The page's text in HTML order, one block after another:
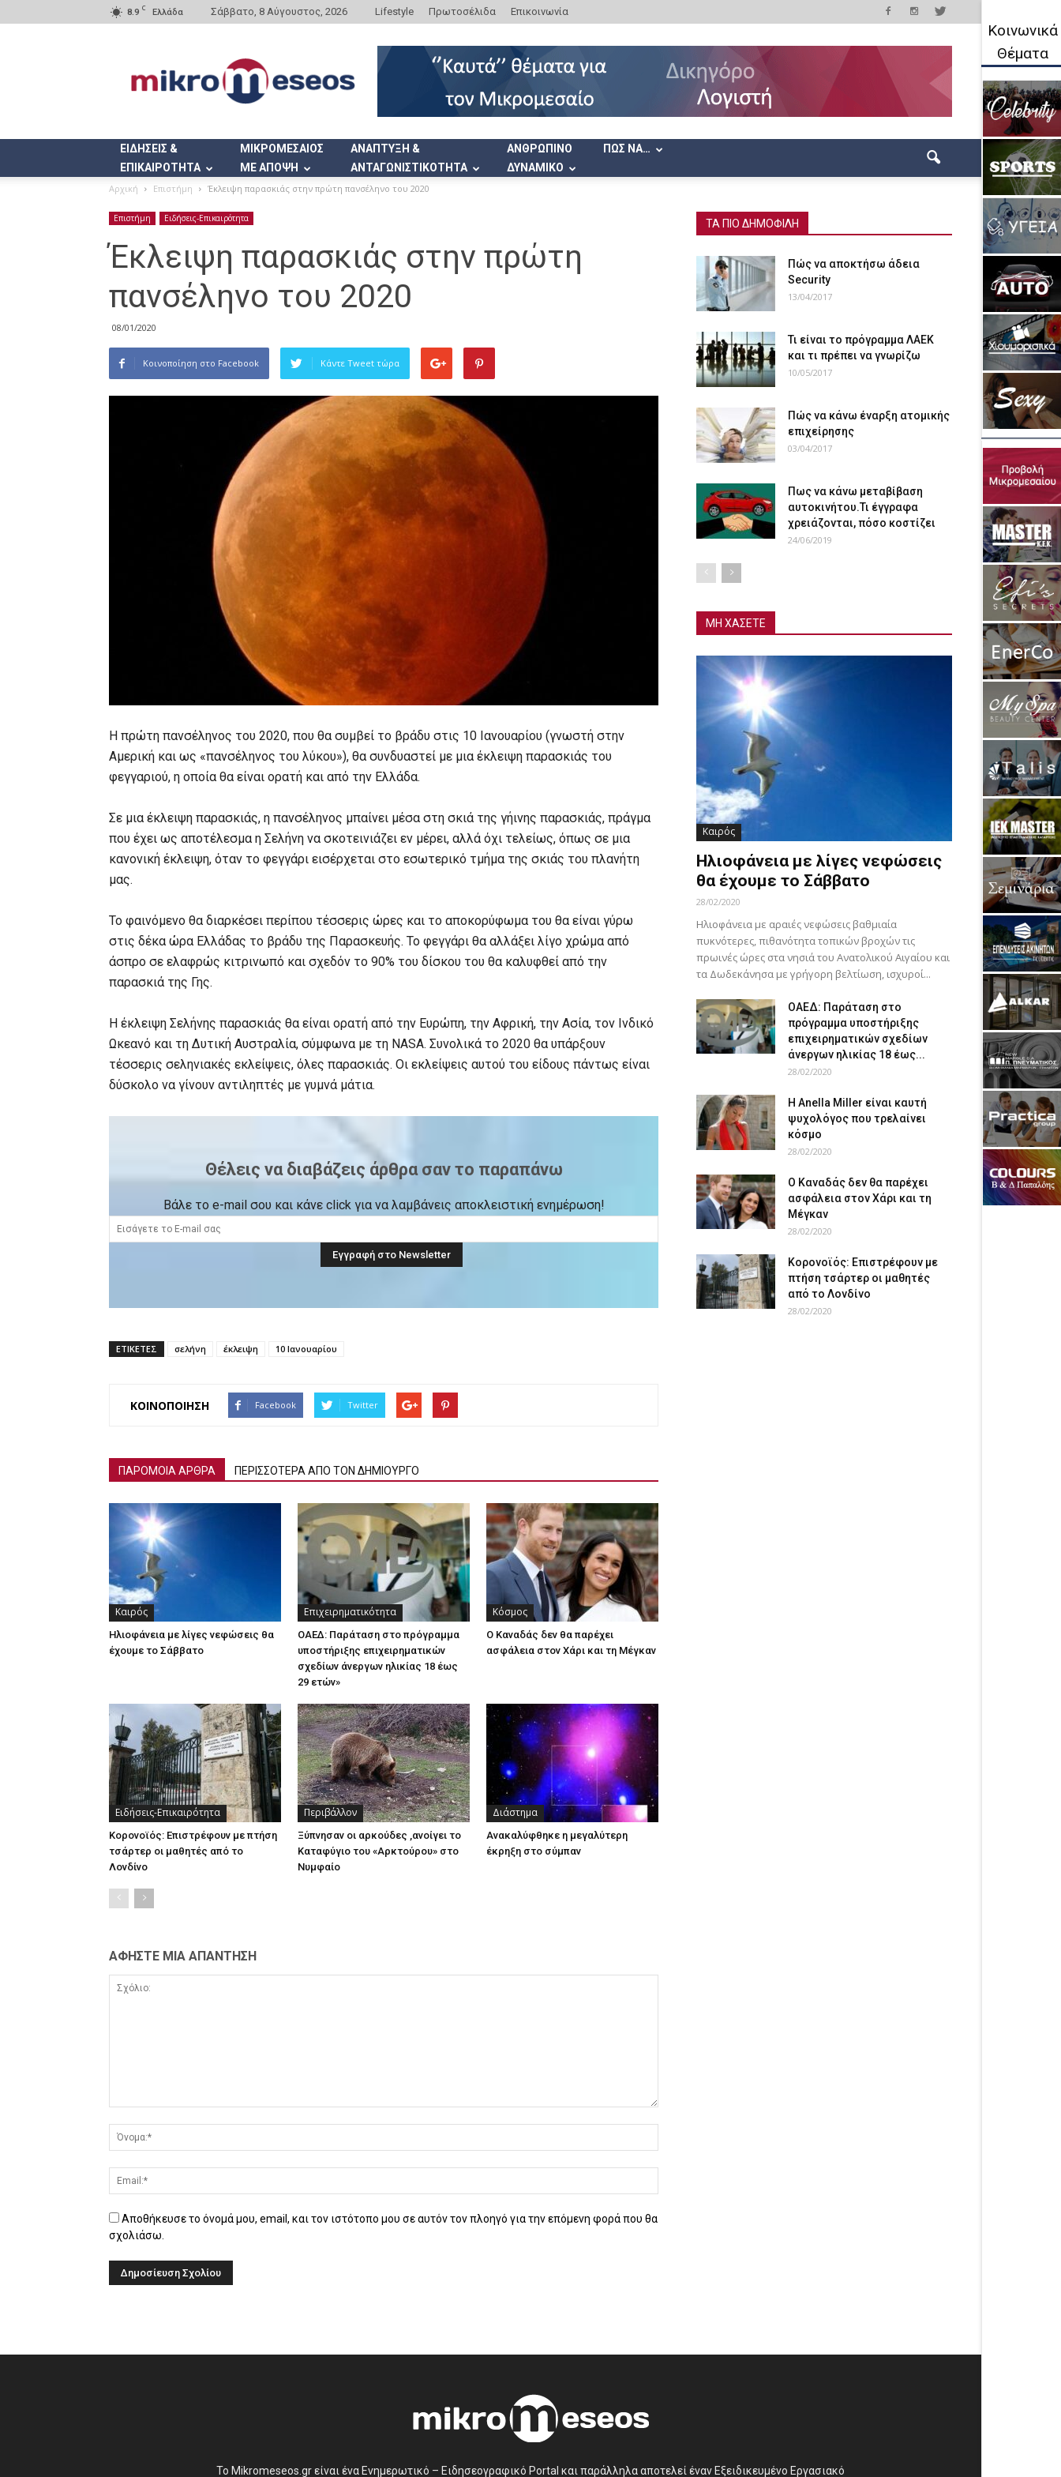
8.9 C Ελλάδα Σάββατο, 8 Αύγουστος, 2026 Lifestyle Πρωτοσέλιδα Επικοινωνία
ΕΙΔΗΣΕΙΣ &
ΕΠΙΚΑΙΡΟΤΗΤΑ
ΜΙΚΡΟΜΕΣΑΙΟΣ
ΜΕ ΑΠΟΨΗ
ΑΝΑΠΤΥΞΗ &
ΑΝΤΑΓΩΝΙΣΤΙΚΟΤΗΤΑ
ΑΝΘΡΩΠΙΝΟ
ΔΥΝΑΜΙΚΟ
ΠΩΣ ΝΑ…
Αρχική Επιστήμη Έκλειψη παρασκιάς στην πρώτη πανσέληνο του 2020
Επιστήμη Ειδήσεις-Επικαιρότητα
Έκλειψη παρασκιάς στην πρώτη
πανσέληνο του 2020
08/01/2020
Κοινοποίηση στο Facebook Κάντε Tweet τώρα
Η πρώτη πανσέληνος του 2020, που θα συμβεί το βράδυ στις 10 Ιανουαρίου (γνωστή στην
Αμερική και ως «πανσέληνος του λύκου»), θα συνδυαστεί με μια έκλειψη παρασκιάς του
φεγγαριού, η οποία θα είναι ορατή και από την Ελλάδα.
Σε μια έκλειψη παρασκιάς, η πανσέληνος μπαίνει μέσα στη σκιά της γήινης παρασκιάς, πράγμα
που έχει ως αποτέλεσμα η Σελήνη να σκοτεινιάζει εν μέρει, αλλά όχι τελείως, όπως σε μια
κανονική έκλειψη, όταν το φεγγάρι εισέρχεται στο εσωτερικό τμήμα της σκιάς του πλανήτη
μας.
Το φαινόμενο θα διαρκέσει περίπου τέσσερις ώρες και το αποκορύφωμα του θα είναι γύρω
στις δέκα ώρα Ελλάδας το βράδυ της Παρασκευής. Το φεγγάρι θα αλλάξει λίγο χρώμα από
άσπρο σε ελαφρώς κιτρινωπό και σχεδόν το 90% του δίσκου του θα καλυφθεί από την
παρασκιά της Γης.
Η έκλειψη Σελήνης παρασκιάς θα είναι ορατή από την Ευρώπη, την Αφρική, την Ασία, τον Ινδικό
Ωκεανό και τη Δυτική Αυστραλία, σύμφωνα με τη NASA. Συνολικά το 2020 θα υπάρξουν
τέσσερις σεληνιακές εκλείψεις, όλες παρασκιάς. Οι εκλείψεις αυτού του είδους πάντως είναι
δύσκολο να γίνουν αντιληπτές με γυμνά μάτια.
Θέλεις να διαβάζεις άρθρα σαν το παραπάνω
Βάλε το e-mail σου και κάνε click για να λαμβάνεις αποκλειστική ενημέρωση!
ΕΤΙΚΕΤΕΣ σελήνη έκλειψη 10 Ιανουαρίου
ΚΟΙΝΟΠΟΙΗΣΗ Facebook Twitter
ΠΑΡΟΜΟΙΑ ΑΡΘΡΑ ΠΕΡΙΣΣΟΤΕΡΑ ΑΠΟ ΤΟΝ ΔΗΜΙΟΥΡΓΟ
Καιρός
Ηλιοφάνεια με λίγες νεφώσεις θα
έχουμε το Σάββατο
Επιχειρηματικότητα
ΟΑΕΔ: Παράταση στο πρόγραμμα
υποστήριξης επιχειρηματικών
σχεδίων άνεργων ηλικίας 18 έως
29 ετών»
Κόσμος
Ο Καναδάς δεν θα παρέχει
ασφάλεια στον Χάρι και τη Μέγκαν
Ειδήσεις-Επικαιρότητα
Κορονοϊός: Επιστρέφουν με πτήση
τσάρτερ οι μαθητές από το
Λονδίνο
Περιβάλλον
Ξύπνησαν οι αρκούδες ,ανοίγει το
Καταφύγιο του «Αρκτούρου» στο
Νυμφαίο
Διάστημα
Ανακαλύφθηκε η μεγαλύτερη
έκρηξη στο σύμπαν
ΑΦΗΣΤΕ ΜΙΑ ΑΠΑΝΤΗΣΗ
Αποθήκευσε το όνομά μου, email, και τον ιστότοπο μου σε αυτόν τον πλοηγό για την επόμενη φορά που θα
σχολιάσω.
ΤΑ ΠΙΟ ΔΗΜΟΦΙΛΗ
Πώς να αποκτήσω άδεια
Security
13/04/2017
Τι είναι το πρόγραμμα ΛΑΕΚ
και τι πρέπει να γνωρίζω
10/05/2017
Πώς να κάνω έναρξη ατομικής
επιχείρησης
03/04/2017
Πως να κάνω μεταβίβαση
αυτοκινήτου.Τι έγγραφα
χρειάζονται, πόσο κοστίζει
24/06/2019
ΜΗ ΧΑΣΕΤΕ
Καιρός
Ηλιοφάνεια με λίγες νεφώσεις
θα έχουμε το Σάββατο
28/02/2020
Ηλιοφάνεια με αραιές νεφώσεις βαθμιαία
πυκνότερες, πιθανότητα τοπικών βροχών τις
πρωινές ώρες στα νησιά του Ανατολικού Αιγαίου και
τα Δωδεκάνησα με γρήγορη βελτίωση, ισχυροί...
ΟΑΕΔ: Παράταση στο
πρόγραμμα υποστήριξης
επιχειρηματικών σχεδίων
άνεργων ηλικίας 18 έως...
28/02/2020
Η Anella Miller είναι καυτή
ψυχολόγος που τρελαίνει
κόσμο
28/02/2020
Ο Καναδάς δεν θα παρέχει
ασφάλεια στον Χάρι και τη
Μέγκαν
28/02/2020
Κορονοϊός: Επιστρέφουν με
πτήση τσάρτερ οι μαθητές
από το Λονδίνο
28/02/2020
Το Mikromeseos.gr είναι ένα Ενημερωτικό – Ειδησεογραφικό Portal και παράλληλα αποτελεί έναν Εξειδικευμένο Εργασιακό
Κοινωνικά
Θέματα